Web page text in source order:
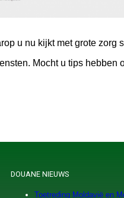
u nu kijkt met grote zorg
Mocht u tips
DOUANE NIEUWS
Toetreding Moldavië en